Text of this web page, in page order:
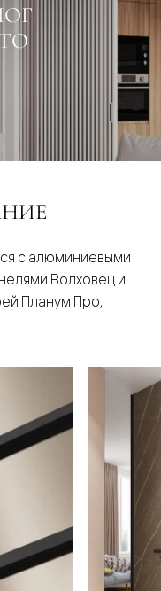
с алюминиевыми
Волховец и
Планум Про,